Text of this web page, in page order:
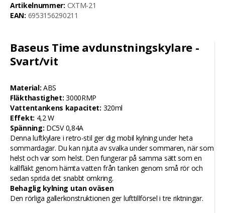
Baseus Time avdunstningskylare -
Svart/vit
Material: ABS
Fläkthastighet: 3000RMP
Vattentankens kapacitet: 320ml
Effekt: 4,2 W
Spänning: DC5V 0,84A
Denna luftkylare i retro-stil ger dig mobil kylning under heta
sommardagar. Du kan njuta av svalka under sommaren, när som
helst och var som helst. Den fungerar på samma sätt som en
kallfläkt genom hämta vatten från tanken genom små rör och
sedan sprida det snabbt omkring.
Behaglig kylning utan oväsen
Den rörliga gallerkonstruktionen ger lufttillförsel i tre riktningar.
Artikelnummer: CXTM-21
EAN: 6953156290211